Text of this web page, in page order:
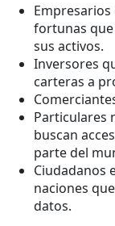
fortunas
sus activos.
Inversores
carteras a
Particulares
buscan
parte del
Ciudadanos
naciones
datos.